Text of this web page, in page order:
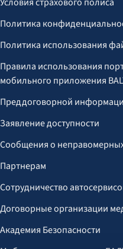
Политика
Политика использования
Правила использования
мобильного приложения
Преддоговорной
Заявление доступности
Сообщения о
Партнерам
Сотрудничество
Договорные организации
Академия Безопасности